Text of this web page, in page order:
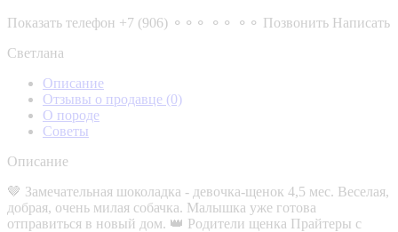
Показать телефон +7 (906) ⚬⚬⚬ ⚬⚬ ⚬⚬ Позвонить Написать
Светлана
Описание
Отзывы о продавце (0)
О породе
Советы
Описание
🤎 Замечательная шоколадка - девочка-щенок 4,5 мес. Веселая,
добрая, очень милая собачка. Малышка уже готова
отправиться в новый дом. 👑 Родители щенка Прайтеры с